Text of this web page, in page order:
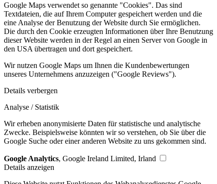
Google Maps verwendet so genannte "Cookies". Das sind
Textdateien, die auf Ihrem Computer gespeichert werden und die
eine Analyse der Benutzung der Website durch Sie ermöglichen.
Die durch den Cookie erzeugten Informationen über Ihre Benutzung
dieser Website werden in der Regel an einen Server von Google in
den USA übertragen und dort gespeichert.
Wir nutzen Google Maps um Ihnen die Kundenbewertungen
unseres Unternehmens anzuzeigen ("Google Reviews").
Details verbergen
Analyse / Statistik
Wir erheben anonymisierte Daten für statistische und analytische
Zwecke. Beispielsweise könnten wir so verstehen, ob Sie über die
Google Suche oder einer anderen Website zu uns gekommen sind.
Google Analytics, Google Ireland Limited, Irland
Details anzeigen